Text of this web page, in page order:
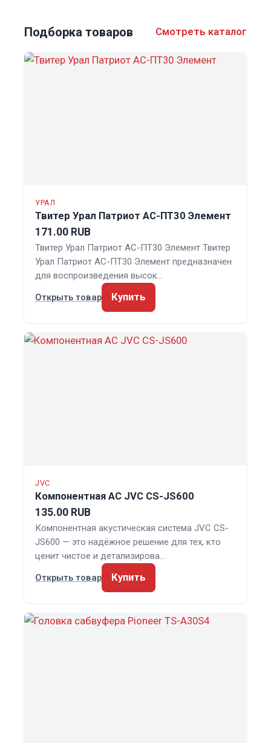
Подборка товаров Смотреть каталог
УРАЛ
Твитер Урал Патриот АС-ПТ30 Элемент
171.00 RUB
Твитер Урал Патриот АС-ПТ30 Элемент Твитер
Урал Патриот АС-ПТ30 Элемент предназначен
для воспроизведения высок…
Открыть товар
Купить
JVC
Компонентная АС JVC CS-JS600
135.00 RUB
Компонентная акустическая система JVC CS-
JS600 — это надёжное решение для тех, кто
ценит чистое и детализирова…
Открыть товар
Купить